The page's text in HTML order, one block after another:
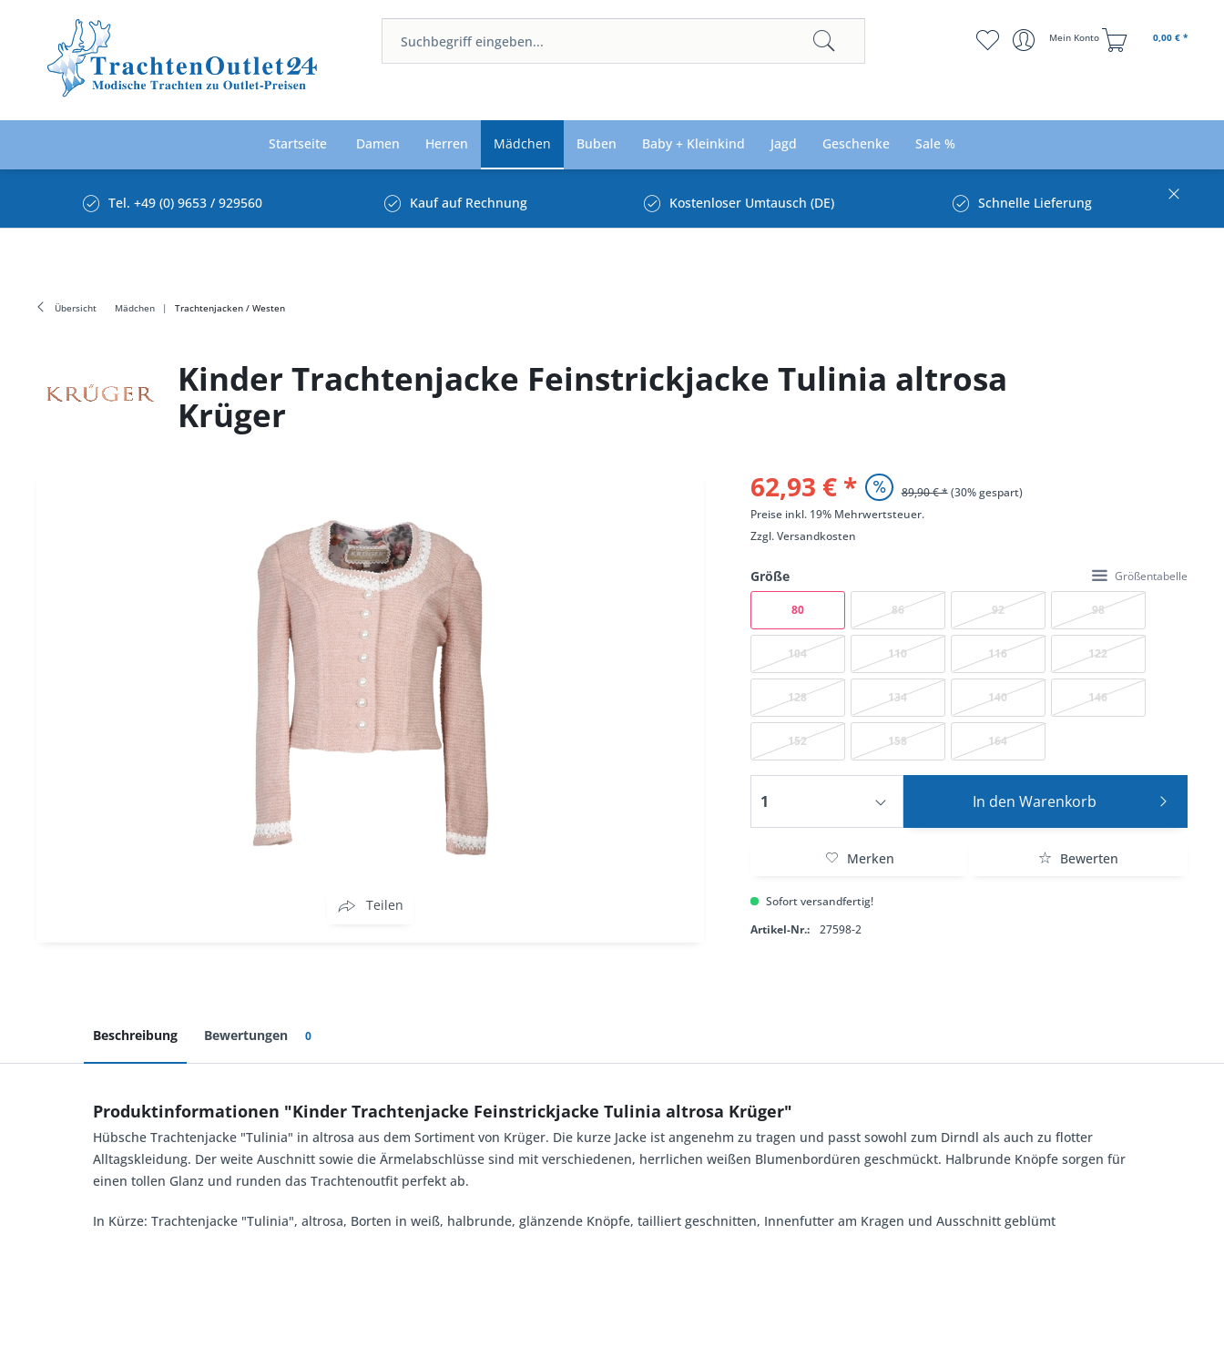
Mein Konto 0,00 € *
Startseite Damen Herren Mädchen Buben Baby + Kleinkind Jagd Geschenke Sale %
Tel. +49 (0) 9653 / 929560 Kauf auf Rechnung Kostenloser Umtausch (DE) Schnelle Lieferung
Übersicht Mädchen Trachtenjacken / Westen
Kinder Trachtenjacke Feinstrickjacke Tulinia altrosa
Krüger
Teilen
62,93 € * 89,90 € *(30% gespart)
Preise inkl. 19% Mehrwertsteuer.
Zzgl.Versandkosten
Größe Größentabelle
80 86 92 98
104 110 116 122
128 134 140 146
152 158 164
In den Warenkorb
Merken Bewerten
Sofort versandfertig!
Artikel-Nr.:
27598-2
Beschreibung Bewertungen 0
Produktinformationen "Kinder Trachtenjacke Feinstrickjacke Tulinia altrosa Krüger"
Hübsche Trachtenjacke "Tulinia" in altrosa aus dem Sortiment von Krüger. Die kurze Jacke ist angenehm zu tragen und passt sowohl zum Dirndl als auch zu flotter
Alltagskleidung. Der weite Auschnitt sowie die Ärmelabschlüsse sind mit verschiedenen, herrlichen weißen Blumenbordüren geschmückt. Halbrunde Knöpfe sorgen für
einen tollen Glanz und runden das Trachtenoutfit perfekt ab.
In Kürze: Trachtenjacke "Tulinia", altrosa, Borten in weiß, halbrunde, glänzende Knöpfe, tailliert geschnitten, Innenfutter am Kragen und Ausschnitt geblümt